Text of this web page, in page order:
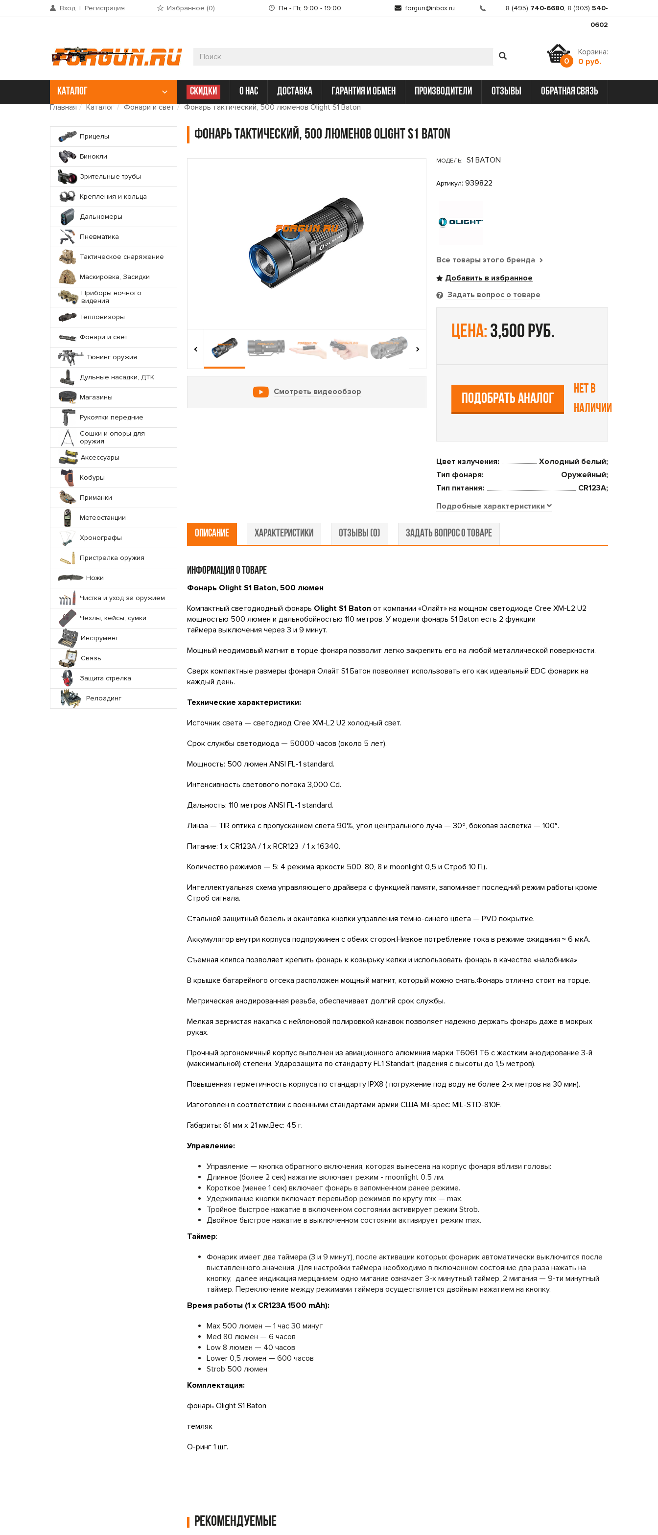
Вход | Регистрация Избранное (0) Пн - Пт, 9:00 - 19:00 forgun@inbox.ru 8 (495) 740-6680, 8 (903) 540-
0602
0
Корзина:
0 руб.
КАТАЛОГ СКИДКИ о нас доставка гарантия и обмен производители отзывы обратная связь
Главная Каталог Фонари и свет Фонарь тактический, 500 люменов Olight S1 Baton
Прицелы
Бинокли
Зрительные трубы
Крепления и кольца
Дальномеры
Пневматика
Тактическое снаряжение
Маскировка, Засидки
Приборы ночного
видения
Тепловизоры
Фонари и свет
Тюнинг оружия
Дульные насадки, ДТК
Магазины
Рукоятки передние
Сошки и опоры для
оружия
Аксессуары
Кобуры
Приманки
Метеостанции
Хронографы
Пристрелка оружия
Ножи
Чистка и уход за оружием
Чехлы, кейсы, сумки
Инструмент
Связь
Защита стрелка
Релоадинг
Фонарь тактический, 500 люменов Olight S1 Baton
‹
›
Смотреть видеообзор
МОДЕЛЬ: S1 BATON
Артикул: 939822
Все товары этого бренда
Задать вопрос о товаре
цена: 3,500 руб.
ПОДОБРАТЬ АНАЛОГ
Нет в
наличии
Цвет излучения:
Холодный белый;
Тип фонаря:
Оружейный;
Тип питания:
CR123A;
Подробные характеристики
ОПИСАНИЕ ХАРАКТЕРИСТИКИ ОТЗЫВЫ (0) ЗАДАТЬ ВОПРОС О ТОВАРЕ
ИНФОРМАЦИЯ О ТОВАРЕ
Фонарь Olight S1 Baton, 500 люмен
Компактный светодиодный фонарь Olight S1 Baton от компании «Олайт» на мощном светодиоде Cree XM-L2 U2
мощностью 500 люмен и дальнобойностью 110 метров. У модели фонарь S1 Baton есть 2 функции
таймера выключения через 3 и 9 минут.
Мощный неодимовый магнит в торце фонаря позволит легко закрепить его на любой металлической поверхности.
Сверх компактные размеры фонаря Олайт S1 Батон позволяет использовать его как идеальный EDC фонарик на
каждый день.
Технические характеристики:
Источник света — светодиод Cree XM-L2 U2 холодный свет.
Срок службы светодиода — 50000 часов (около 5 лет).
Мощность: 500 люмен ANSI FL-1 standard.
Интенсивность светового потока 3,000 Cd.
Дальность: 110 метров ANSI FL-1 standard.
Линза — TIR оптика с пропусканием света 90%, угол центрального луча — 30º, боковая засветка — 100°.
Питание: 1 x CR123A / 1 x RCR123 / 1 x 16340.
Количество режимов — 5: 4 режима яркости 500, 80, 8 и moonlight 0,5 и Строб 10 Гц.
Интеллектуальная схема управляющего драйвера с функцией памяти, запоминает последний режим работы кроме
Строб сигнала.
Стальной защитный безель и окантовка кнопки управления темно-синего цвета — PVD покрытие.
Аккумулятор внутри корпуса подпружинен с обеих сторон.Низкое потребление тока в режиме ожидания ≈ 6 мкА.
Съемная клипса позволяет крепить фонарь к козырьку кепки и использовать фонарь в качестве «налобника»
В крышке батарейного отсека расположен мощный магнит, который можно снять.Фонарь отлично стоит на торце.
Метрическая анодированная резьба, обеспечивает долгий срок службы.
Мелкая зернистая накатка с нейлоновой полировкой канавок позволяет надежно держать фонарь даже в мокрых
руках.
Прочный эргономичный корпус выполнен из авиационного алюминия марки Т6061 T6 с жестким анодирование 3-й
(максимальной) степени. Ударозащита по стандарту FL1 Standart (падения с высоты до 1,5 метров).
Повышенная герметичность корпуса по стандарту IPX8 ( погружение под воду не более 2-х метров на 30 мин).
Изготовлен в соответствии с военными стандартами армии США Mil-spec: MIL-STD-810F.
Габариты: 61 мм x 21 мм.Вес: 45 г.
Управление:
Управление — кнопка обратного включения, которая вынесена на корпус фонаря вблизи головы:
Длинное (более 2 сек) нажатие включает режим - moonlight 0.5 лм.
Короткое (менее 1 сек) включает фонарь в запомненном ранее режиме.
Удерживание кнопки включает перевыбор режимов по кругу mix — max.
Тройное быстрое нажатие в включенном состоянии активирует режим Strob.
Двойное быстрое нажатие в выключенном состоянии активирует режим max.
Таймер:
Фонарик имеет два таймера (3 и 9 минут), после активации которых фонарик автоматически выключится после
выставленного значения. Для настройки таймера необходимо в включенном состояние два раза нажать на
кнопку, далее индикация мерцанием: одно мигание означает 3-х минутный таймер, 2 мигания — 9-ти минутный
таймер. Переключение между режимами таймера осуществляется двойным нажатием на кнопку.
Время работы (1 х CR123A 1500 mAh):
Max 500 люмен — 1 час 30 минут
Med 80 люмен — 6 часов
Low 8 люмен — 40 часов
Lower 0,5 люмен — 600 часов
Strob 500 люмен
Комплектация:
фонарь Olight S1 Baton
темляк
О-ринг 1 шт.
Рекомендуемые